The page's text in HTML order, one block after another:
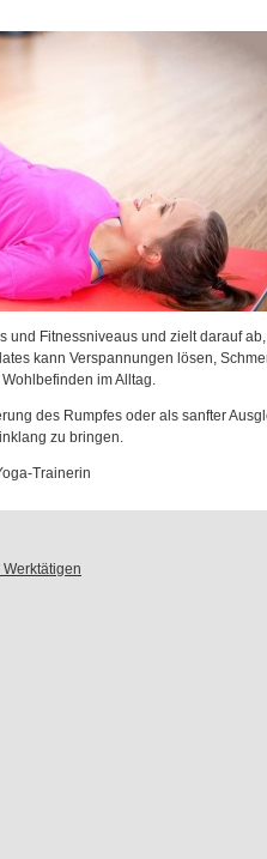
und Fitnessniveaus und zielt darauf
kann Verspannungen lösen,
im Alltag.
des Rumpfes oder als sanfter
zu bringen.
Trainerin